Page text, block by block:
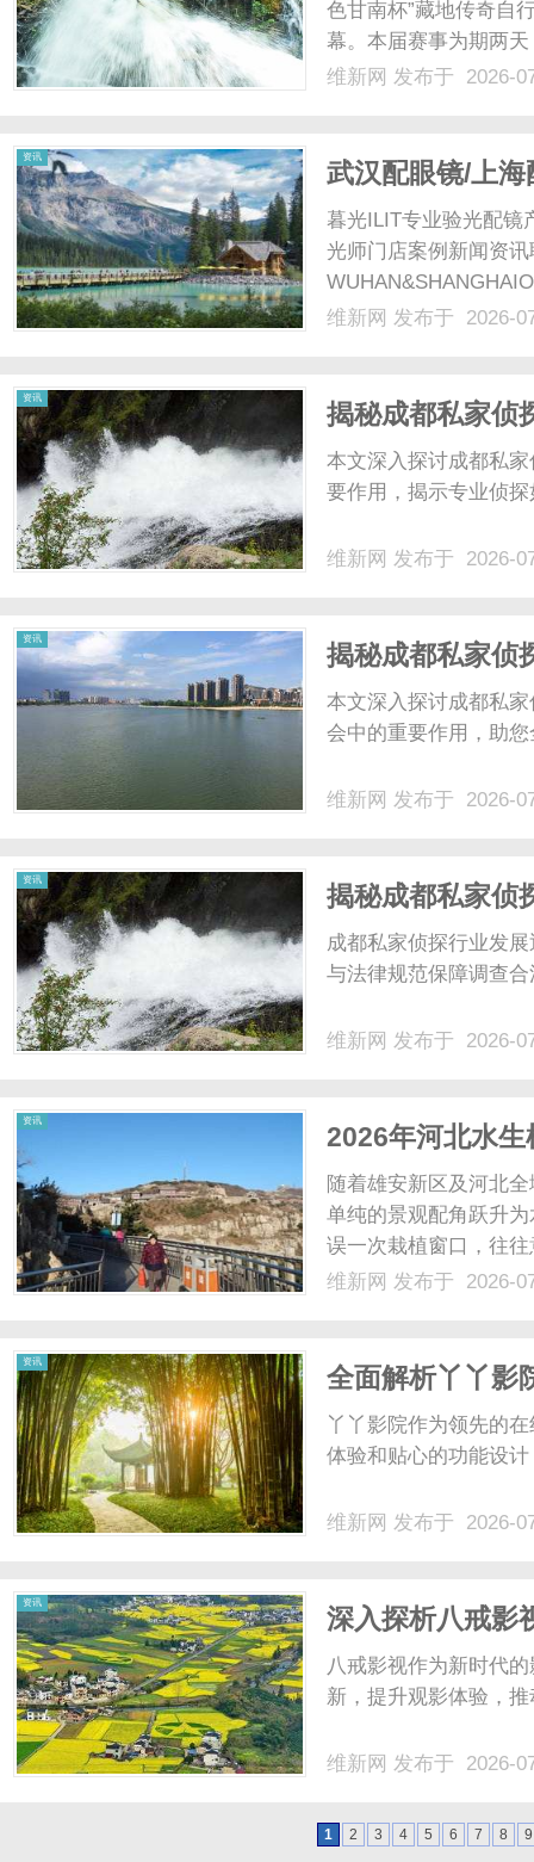
色甘南杯”藏地传奇自
幕。本届赛事为期两
林、古刹等多元高原
维新网 发布于 2026-
资讯
武汉配眼镜/上海
暮光ILIT专业验光配镜
光师门店案例新闻资
配镜的写字楼眼镜店
维新网 发布于 2026-
资讯
揭秘成都私家侦
本文深入探讨成都私
要作用，揭示专业侦
维新网 发布于 2026-
资讯
揭秘成都私家侦
本文深入探讨成都私
会中的重要作用，助
维新网 发布于 2026-
资讯
揭秘成都私家侦
成都私家侦探行业发
与法律规范保障调查
维新网 发布于 2026-
资讯
2026年河北水
程解决方案
随着雄安新区及河北
单纯的景观配角跃升
误一次栽植窗口，往
聚焦河北市场，深度
维新网 发布于 2026-
资讯
全面解析丫丫影
丫丫影院作为领先的
体验和贴心的功能设
维新网 发布于 2026-
资讯
深入探析八戒影
八戒影视作为新时代
新，提升观影体验，
维新网 发布于 2026-
1 2 3 4 5 6 7 8 9